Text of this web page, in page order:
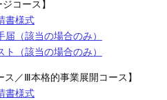
コース】
書様式
届（該当の場合のみ）
ト（該当の場合のみ）
ス／Ⅲ本格的事業展開コース】
書様式